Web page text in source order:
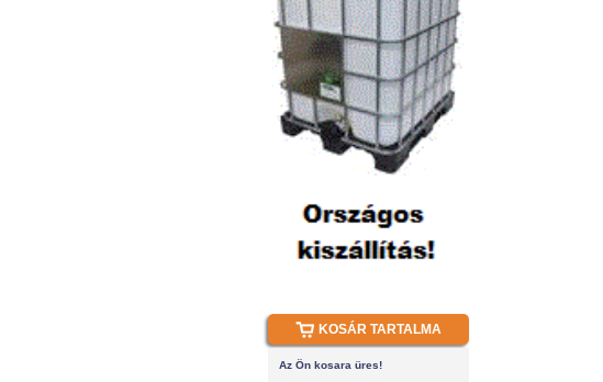
KOSÁR TARTALMA
Az Ön kosara üres!